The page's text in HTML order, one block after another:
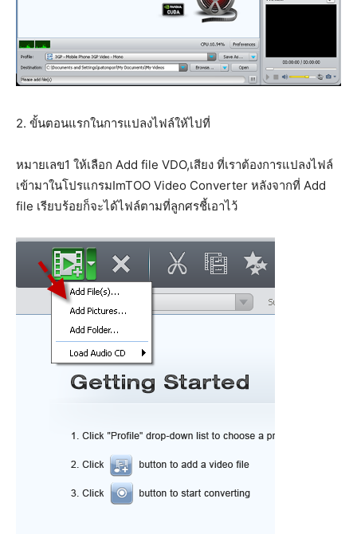
2. ขั้นตอนแรกในการแปลงไฟล์ให้ไปที่
หมายเลข1 ให้เลือก Add file VDO,เสียง ที่เราต้องการแปลงไฟล์
เข้ามาในโปรแกรมImTOO Video Converter หลังจากที่ Add
file เรียบร้อยก็จะได้ไฟล์ตามที่ลูกศรชี้เอาไว้